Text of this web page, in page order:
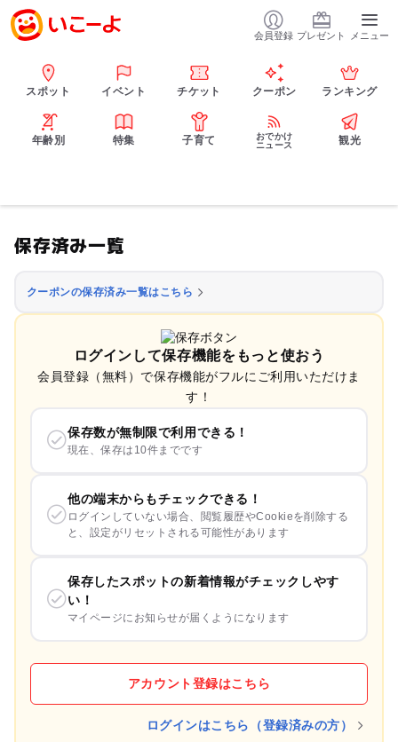
会員登録 プレゼント メニュー
スポット イベント チケット クーポン ランキング
年齢別 特集 子育て
おでかけ
ニュース
観光
保存済み一覧
クーポンの保存済み一覧はこちら
ログインして保存機能をもっと使おう
会員登録（無料）で保存機能がフルにご利用いただけま
す！
保存数が無制限で利用できる！
現在、保存は10件までです
他の端末からもチェックできる！
ログインしていない場合、閲覧履歴やCookieを削除する
と、設定がリセットされる可能性があります
保存したスポットの新着情報がチェックしやす
い！
マイページにお知らせが届くようになります
アカウント登録はこちら
ログインはこちら（登録済みの方）